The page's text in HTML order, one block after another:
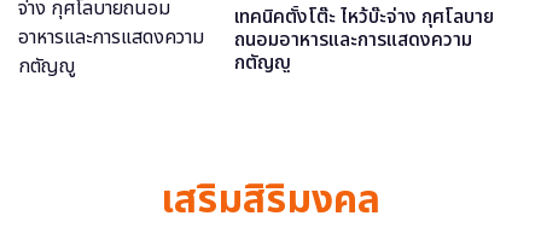
เทคนิคตั้งโต๊ะ ไหว้บ๊ะจ่าง กุศโลบาย
ถนอมอาหารและการแสดงความ
กตัญญู
เสริมสิริมงคล